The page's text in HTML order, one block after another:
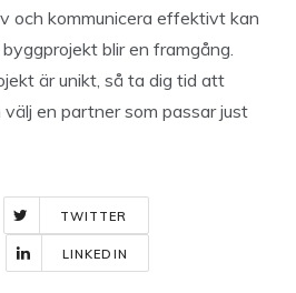
och kommunicera effektivt kan
blir en framgång.
är unikt, så ta dig tid att
en partner som passar just
TWITTER
LINKEDIN